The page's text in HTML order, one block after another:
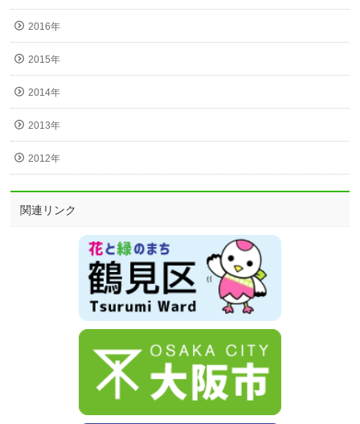
2016年
2015年
2014年
2013年
2012年
関連リンク